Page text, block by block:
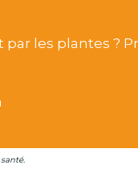
les plantes ?